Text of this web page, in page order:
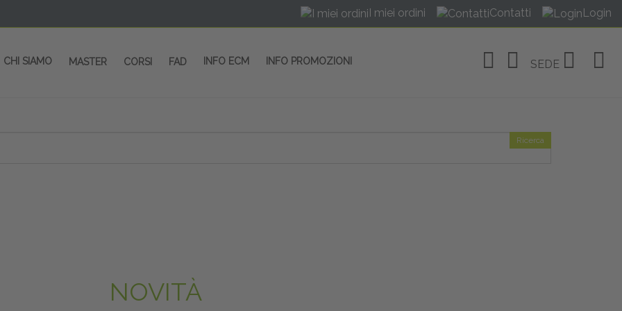
I miei ordini Contatti Login
CHI SIAMO MASTER CORSI FAD INFO ECM INFO PROMOZIONI SEDE
Ricerca
NOVITÀ